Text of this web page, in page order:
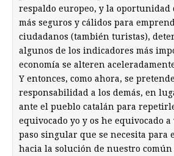
respaldo europeo, y la oportunidad
más seguros y cálidos para
ciudadanos (también turistas),
algunos de los indicadores más
economía se alteren
Y entonces, como ahora, se
responsabilidad a los demás, en
ante el pueblo catalán para
equivocado yo y os he equivocado
paso singular que se necesita para
hacia la solución de nuestro común